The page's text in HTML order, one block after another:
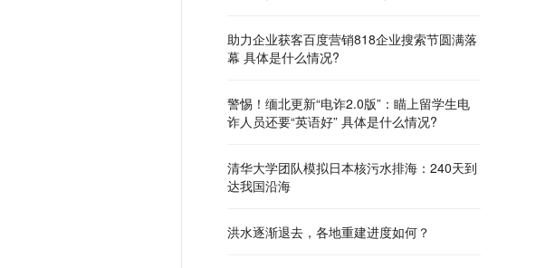
助力企业获客百度营销818企业搜索节圆满落
幕 具体是什么情况?
警惕！缅北更新“电诈2.0版”：瞄上留学生电
诈人员还要“英语好” 具体是什么情况?
清华大学团队模拟日本核污水排海：240天到
达我国沿海
洪水逐渐退去，各地重建进度如何？